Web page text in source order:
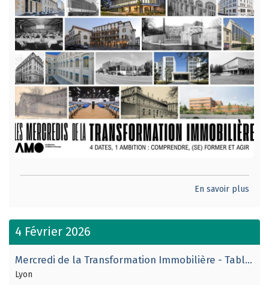
En savoir plus
4 Février 2026
Mercredi de la Transformation Immobilière - Table ronde n°3.
Lyon